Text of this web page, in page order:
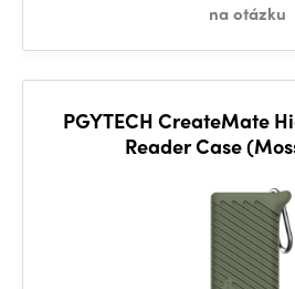
na otázku
PGYTECH CreateMate
Reader Case